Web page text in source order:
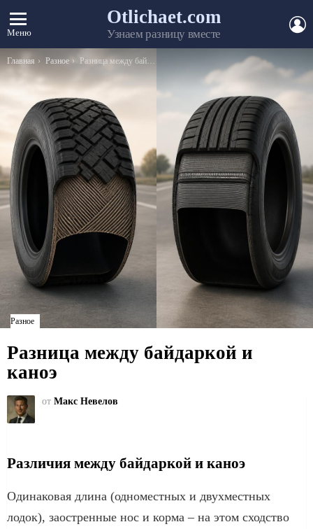
Меню
Otlichaet.com
Узнаем разницу вместе
Вы здесь:
Главная Разное Разница между байдаркой и каноэ
Разное
Разница между байдаркой и
каноэ
от Макс Невелов
Различия между байдаркой и каноэ
Одинаковая длина (одноместных и двухместных
лодок), заостренные нос и корма – на этом сходство